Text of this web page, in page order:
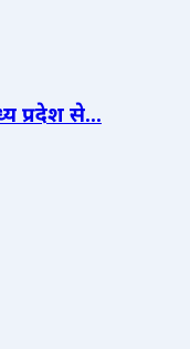
प्रदेश से...